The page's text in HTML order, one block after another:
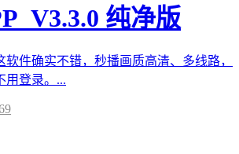
纯净版
件确实不错，秒播画质高清、多线路，
用登录。...